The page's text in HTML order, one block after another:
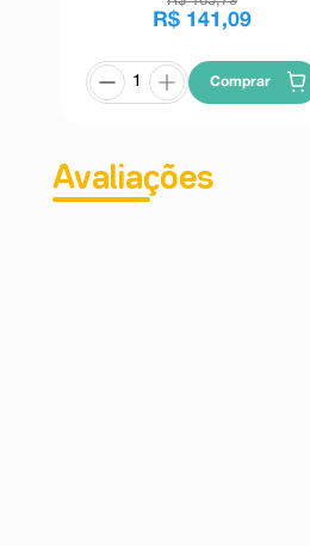
R$ 141 ,09
Comprar
Avaliações